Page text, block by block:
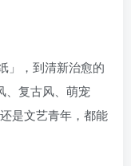
」，到清新治愈的
、复古风、萌宠
是文艺青年，都能